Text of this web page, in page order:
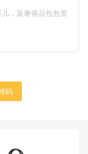
，及奢侈品包包资
码